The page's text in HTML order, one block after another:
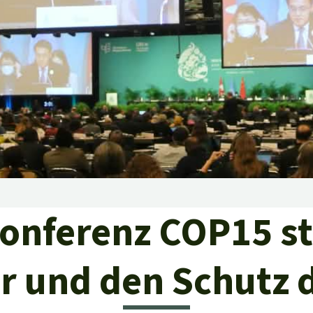
COP15
und den Schutz